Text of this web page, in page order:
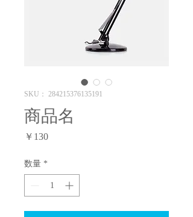
SKU： 284215376135191
商品名
￥130価
数量 *